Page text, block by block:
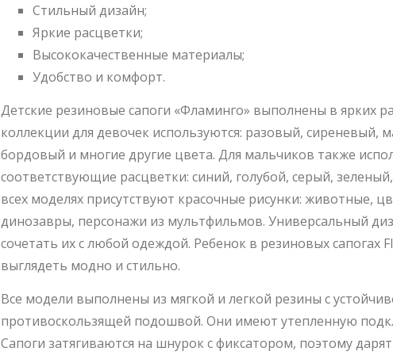
Стильный дизайн;
Яркие расцветки;
Высококачественные материалы;
Удобство и комфорт.
Детские резиновые сапоги «Фламинго» выполнены в ярких
коллекции для девочек используются: разовый, сиреневый,
бордовый и многие другие цвета. Для мальчиков также
соответствующие расцветки: синий, голубой, серый,
всех моделях присутствуют красочные рисунки: животные,
динозавры, персонажи из мультфильмов. Универсальный
сочетать их с любой одеждой. Ребенок в резиновых сапогах
выглядеть модно и стильно.
Все модели выполнены из мягкой и легкой резины с
противоскользящей подошвой. Они имеют утепленную
Сапоги затягиваются на шнурок с фиксатором, поэтому